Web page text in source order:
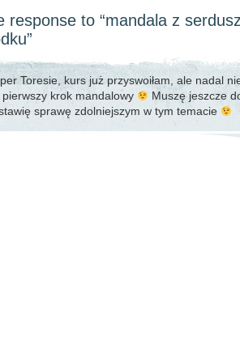
response to “mandala z
Toresie, kurs już przyswoiłam, ale nadal
pierwszy krok mandalowy
Muszę jeszcze
sprawę zdolniejszym w tym temacie